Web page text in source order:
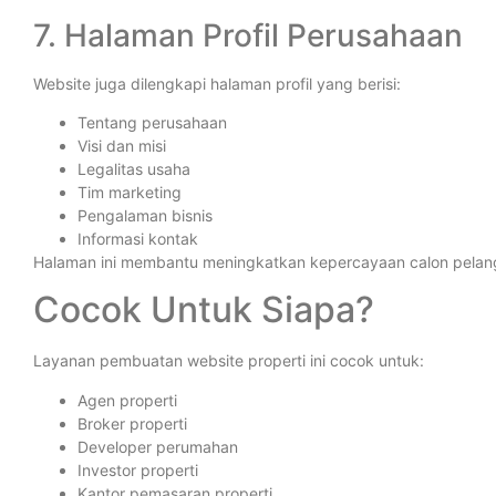
7. Halaman Profil Perusahaan
Website juga dilengkapi halaman profil yang berisi:
Tentang perusahaan
Visi dan misi
Legalitas usaha
Tim marketing
Pengalaman bisnis
Informasi kontak
Halaman ini membantu meningkatkan kepercayaan calon
Cocok Untuk Siapa?
Layanan pembuatan website properti ini cocok untuk:
Agen properti
Broker properti
Developer perumahan
Investor properti